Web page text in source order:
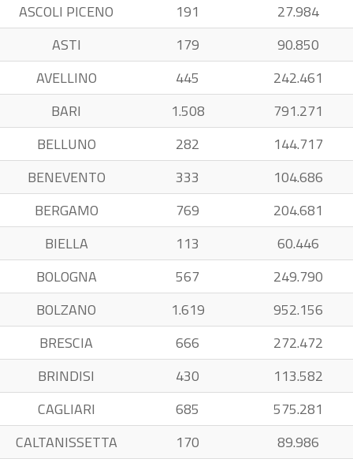
ASCOLI PICENO
191
27.984
ASTI
179
90.850
AVELLINO
445
242.461
BARI
1.508
791.271
BELLUNO
282
144.717
BENEVENTO
333
104.686
BERGAMO
769
204.681
BIELLA
113
60.446
BOLOGNA
567
249.790
BOLZANO
1.619
952.156
BRESCIA
666
272.472
BRINDISI
430
113.582
CAGLIARI
685
575.281
CALTANISSETTA
170
89.986